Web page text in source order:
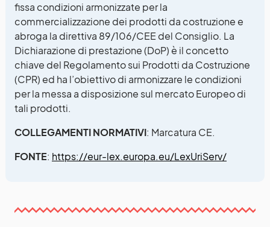
fissa condizioni armonizzate per la
commercializzazione dei prodotti da costruzione e
abroga la direttiva 89/106/CEE del Consiglio. La
Dichiarazione di prestazione (DoP) è il concetto
chiave del Regolamento sui Prodotti da Costruzione
(CPR) ed ha l’obiettivo di armonizzare le condizioni
per la messa a disposizione sul mercato Europeo di
tali prodotti.
COLLEGAMENTI NORMATIVI: Marcatura CE.
FONTE: https://eur-lex.europa.eu/LexUriServ/